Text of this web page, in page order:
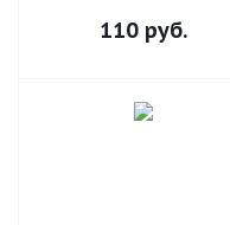
110руб.